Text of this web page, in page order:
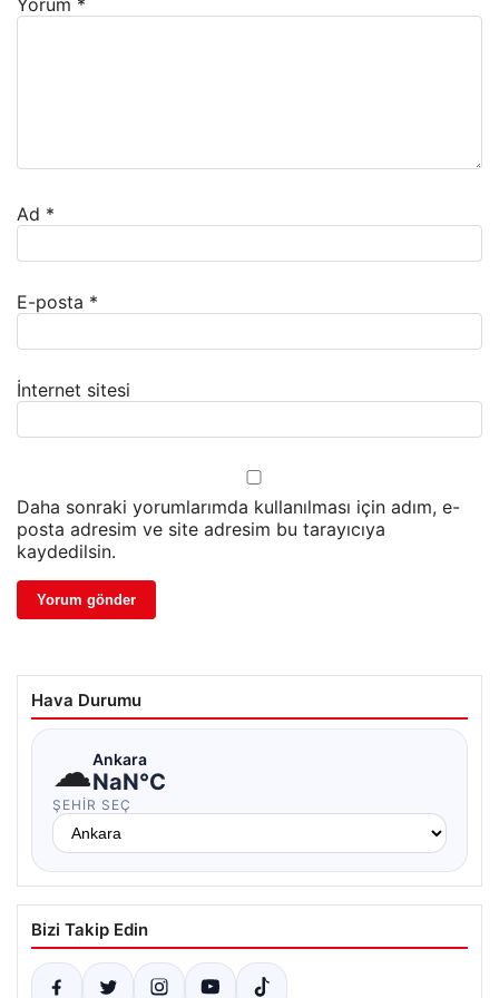
Yorum *
Ad *
E-posta *
İnternet sitesi
Daha sonraki yorumlarımda kullanılması için adım, e-
posta adresim ve site adresim bu tarayıcıya
kaydedilsin.
Hava Durumu
☁Ankara
NaN°C
ŞEHIR SEÇ
Bizi Takip Edin